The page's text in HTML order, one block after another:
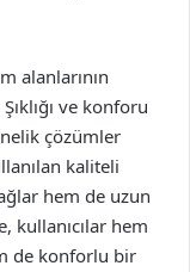
alanlarının
ve konforu
çözümler
kaliteli
hem de uzun
kullanıcılar hem
de konforlu bir